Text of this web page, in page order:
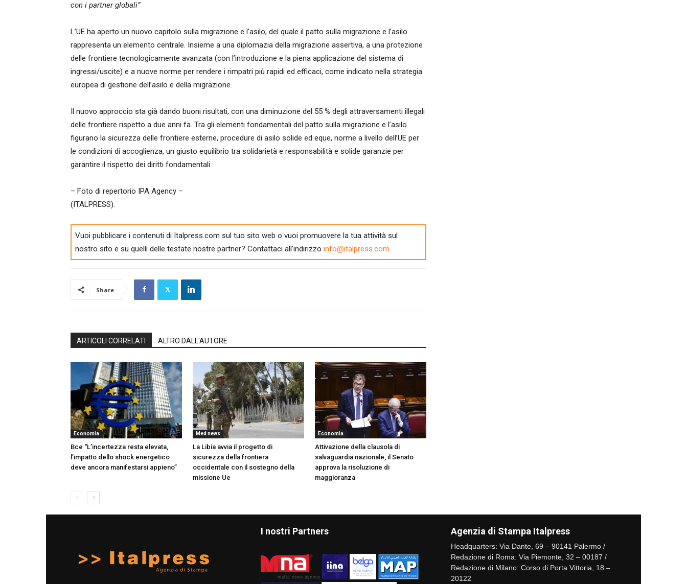
con i partner globali”
L’UE ha aperto un nuovo capitolo sulla migrazione e l’asilo, del quale il patto sulla migrazione e l’asilo
rappresenta un elemento centrale. Insieme a una diplomazia della migrazione assertiva, a una protezione
delle frontiere tecnologicamente avanzata (con l’introduzione e la piena applicazione del sistema di
ingressi/uscite) e a nuove norme per rendere i rimpatri più rapidi ed efficaci, come indicato nella strategia
europea di gestione dell’asilo e della migrazione.
Il nuovo approccio sta già dando buoni risultati, con una diminuzione del 55 % degli attraversamenti illegali
delle frontiere rispetto a due anni fa. Tra gli elementi fondamentali del patto sulla migrazione e l’asilo
figurano la sicurezza delle frontiere esterne, procedure di asilo solide ed eque, norme a livello dell’UE per
le condizioni di accoglienza, un giusto equilibrio tra solidarietà e responsabilità e solide garanzie per
garantire il rispetto dei diritti fondamentali.
– Foto di repertorio IPA Agency –
(ITALPRESS).
Vuoi pubblicare i contenuti di Italpress.com sul tuo sito web o vuoi promuovere la tua attività sul
nostro sito e su quelli delle testate nostre partner? Contattaci all'indirizzo info@italpress.com
Share
ARTICOLI CORRELATI ALTRO DALL'AUTORE
Economia
Bce “L’incertezza resta elevata,
l’impatto dello shock energetico
deve ancora manifestarsi appieno”
Med news
La Libia avvia il progetto di
sicurezza della frontiera
occidentale con il sostegno della
missione Ue
Economia
Attivazione della clausola di
salvaguardia nazionale, il Senato
approva la risoluzione di
maggioranza
I nostri Partners Agenzia di Stampa Italpress
Headquarters: Via Dante, 69 – 90141 Palermo /
Redazione di Roma: Via Piemonte, 32 – 00187 /
Redazione di Milano: Corso di Porta Vittoria, 18 –
20122